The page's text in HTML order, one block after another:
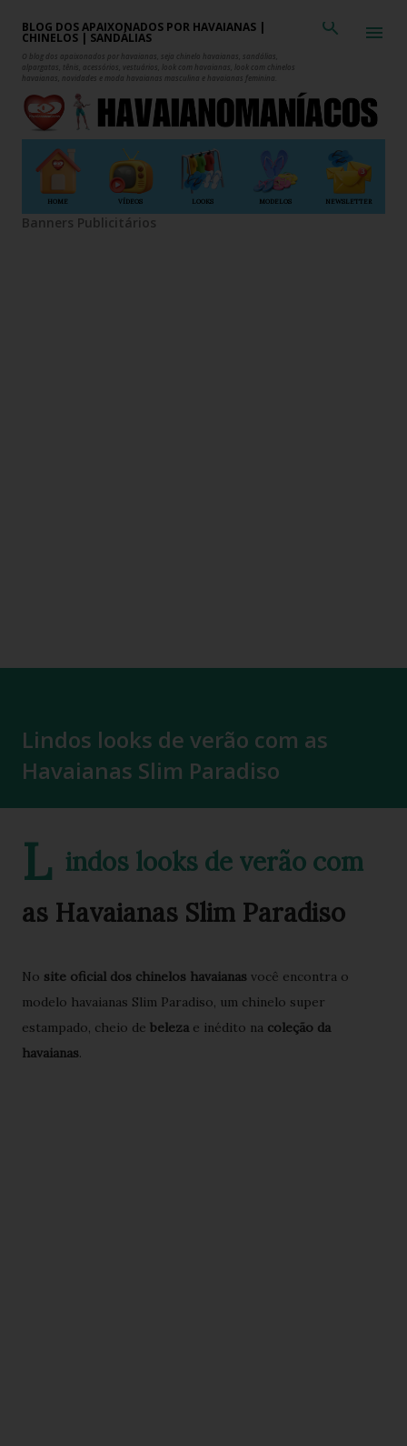
Pular para o conteúdo principal
BLOG DOS APAIXONADOS POR HAVAIANAS |
CHINELOS | SANDÁLIAS
O blog dos apaixonados por havaianas, seja chinelo havaianas, sandálias,
alpargatas, tênis, acessórios, vestuários, look com havaianas, look com chinelos
havaianas, novidades e moda havaianas masculina e havaianas feminina.
HOME VÍDEOS LOOKS MODELOS NEWSLETTER
Banners Publicitários
Lindos looks de verão com as
Havaianas Slim Paradiso
L indos looks de verão com
as Havaianas Slim Paradiso
No site oficial dos chinelos havaianas você encontra o
modelo havaianas Slim Paradiso, um chinelo super
estampado, cheio de belezae inédito na coleção da
havaianas.